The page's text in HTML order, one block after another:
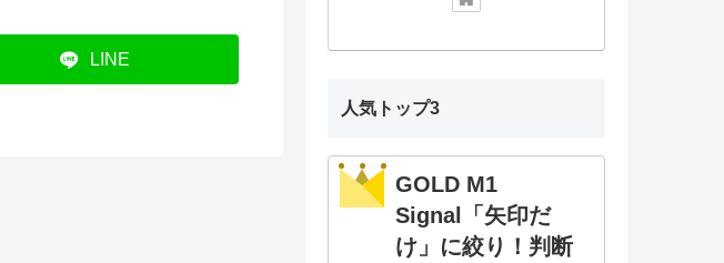
LINE
人気トップ3
GOLD M1
Signal「矢印だ
け」に絞り！判断